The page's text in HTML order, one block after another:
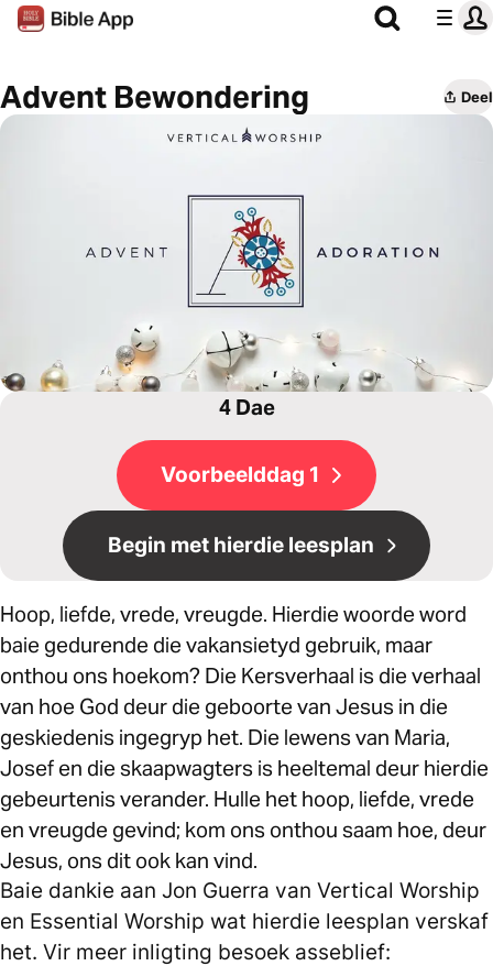
Advent Bewondering Deel
4 Dae
Voorbeelddag 1
Begin met hierdie leesplan
Hoop, liefde, vrede, vreugde. Hierdie woorde word
baie gedurende die vakansietyd gebruik, maar
onthou ons hoekom? Die Kersverhaal is die verhaal
van hoe God deur die geboorte van Jesus in die
geskiedenis ingegryp het. Die lewens van Maria,
Josef en die skaapwagters is heeltemal deur hierdie
gebeurtenis verander. Hulle het hoop, liefde, vrede
en vreugde gevind; kom ons onthou saam hoe, deur
Jesus, ons dit ook kan vind.
Baie dankie aan Jon Guerra van Vertical Worship
en Essential Worship wat hierdie leesplan verskaf
het. Vir meer inligting besoek asseblief: